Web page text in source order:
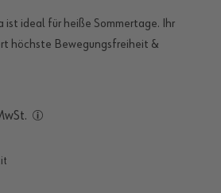
ist ideal für heiße Sommertage. Ihr
höchste Bewegungsfreiheit &